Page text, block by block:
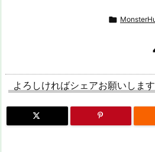

よろしければシェアお願いします